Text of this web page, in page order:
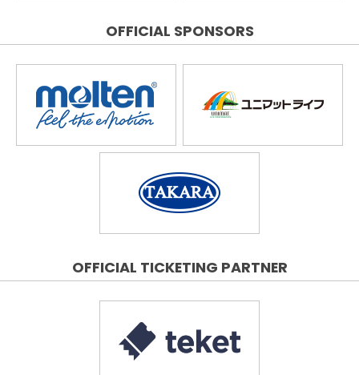
OFFICIAL SPONSORS
OFFICIAL TICKETING PARTNER